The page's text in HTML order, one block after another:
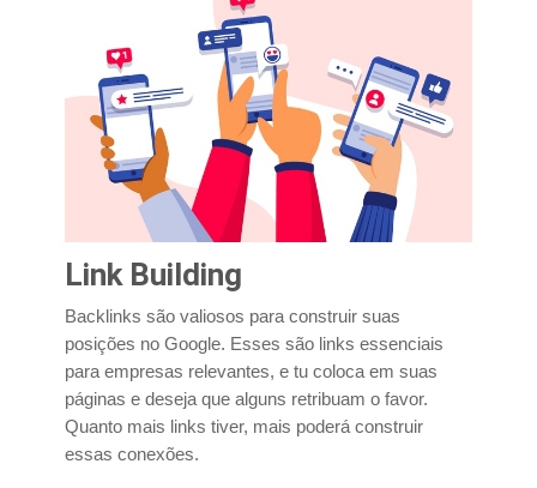
Link Building
Backlinks são valiosos para construir suas
posições no Google. Esses são links essenciais
para empresas relevantes, e tu coloca em suas
páginas e deseja que alguns retribuam o favor.
Quanto mais links tiver, mais poderá construir
essas conexões.